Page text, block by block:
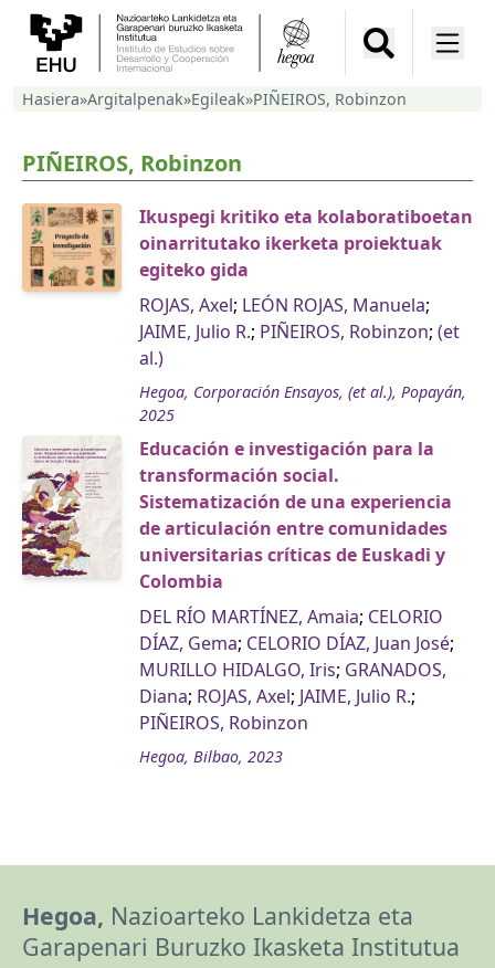
Hasiera»Argitalpenak»Egileak»PIÑEIROS, Robinzon
PIÑEIROS, Robinzon
Ikuspegi kritiko eta kolaboratiboetan
oinarritutako ikerketa proiektuak
egiteko gida
ROJAS, Axel; LEÓN ROJAS, Manuela;
JAIME, Julio R.; PIÑEIROS, Robinzon; (et
al.)
Hegoa, Corporación Ensayos, (et al.), Popayán,
2025
Educación e investigación para la
transformación social.
Sistematización de una experiencia
de articulación entre comunidades
universitarias críticas de Euskadi y
Colombia
DEL RÍO MARTÍNEZ, Amaia; CELORIO
DÍAZ, Gema; CELORIO DÍAZ, Juan José;
MURILLO HIDALGO, Iris; GRANADOS,
Diana; ROJAS, Axel; JAIME, Julio R.;
PIÑEIROS, Robinzon
Hegoa, Bilbao, 2023
Hegoa, Nazioarteko Lankidetza eta
Garapenari Buruzko Ikasketa Institutua